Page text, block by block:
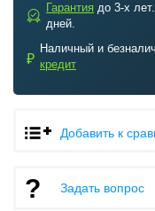
b
Гарантия до 3-х
дней.
₽
Наличный и
кредит
Добавить к
Задать вопрос